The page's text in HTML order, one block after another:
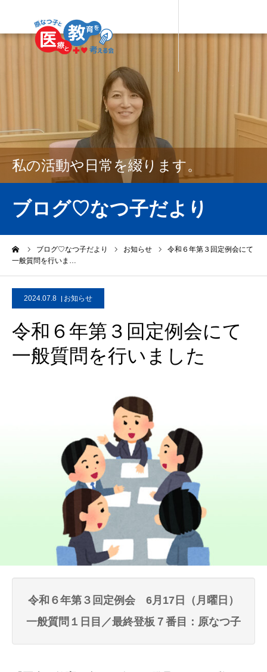
私の活動や日常を綴ります。
ブログ♡なつ子だより
ブログ♡なつ子だより お知らせ
令和６年第３回定例会にて
一般質問を行いま…
2024.07.8 お知らせ
令和６年第３回定例会にて
一般質問を行いました
令和６年第３回定例会 6月17日（月曜日）
一般質問１日目／最終登板７番目：原なつ子